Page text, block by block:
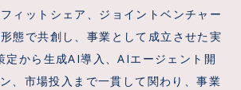
ィットシェア、ジョイントベンチャー
態で共創し、事業として成立させた実
定から生成AI導入、AIエージェント開
、市場投入まで一貫して関わり、事業